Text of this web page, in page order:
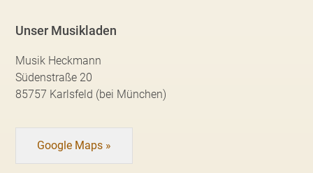
Unser Musikladen
Musik Heckmann
Südenstraße 20
85757 Karlsfeld (bei München)
Google Maps »